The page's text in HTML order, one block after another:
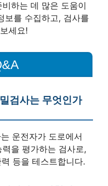
하는 데 많은 도움이
보를 수집하고, 검사를
세요!
검사는 무엇인가
운전자가 도로에서
을 평가하는 검사로,
등을 테스트합니다.